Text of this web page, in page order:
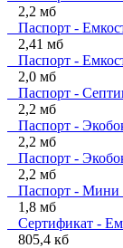
2,2 мб
Паспорт -
2,41 мб
Паспорт -
2,0 мб
Паспорт -
2,2 мб
Паспорт -
2,2 мб
Паспорт -
2,2 мб
Паспорт -
1,8 мб
Сертификат -
805,4 кб